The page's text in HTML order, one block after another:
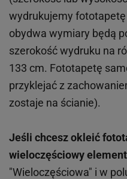
wydrukujemy
obydwa wymiary będą
szerokość wydruku na
133 cm. Fototapetę
przyklejać z
zostaje na ścianie).
Jeśli chcesz okleić
wieloczęściowy
"Wieloczęściowa" i w